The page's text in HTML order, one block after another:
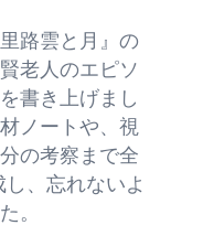
路雲と月』の
老人のエピソ
書き上げまし
ノートや、視
の考察まで全
、忘れないよ
。